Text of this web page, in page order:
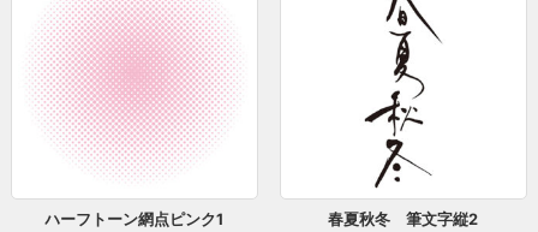
ハーフトーン網点ピンク1 春夏秋冬 筆文字縦2